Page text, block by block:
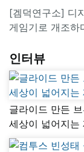
[겜덕연구소] 디
게임기로 개조하
인터뷰
글라이드 만든
세상이 넓어지는